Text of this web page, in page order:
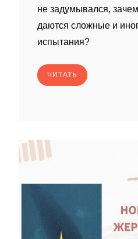
не задумывался,
даются сложные и
испытания?
ЧИТАТЬ